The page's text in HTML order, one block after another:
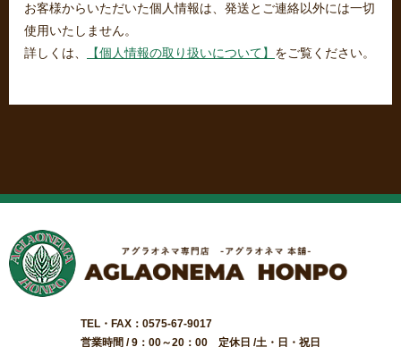
お客様からいただいた個人情報は、発送とご連絡以外には一切
使用いたしません。
詳しくは、
【個人情報の取り扱いについて】 をご覧ください。
TEL・FAX：0575-67-9017
営業時間 / 9：00～20：00 定休日 /土・日・祝日